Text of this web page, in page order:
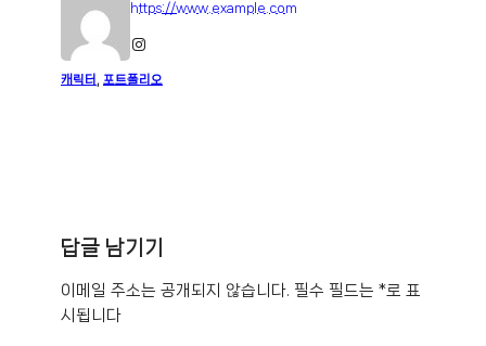
https://www.example.com
Instagram
캐릭터 , 포트폴리오
답글 남기기
이메일 주소는 공개되지 않습니다. 필수 필드는 *로 표
시됩니다